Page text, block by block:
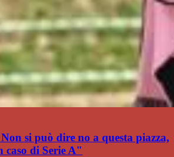
si può dire no a questa piazza,
caso di Serie A"